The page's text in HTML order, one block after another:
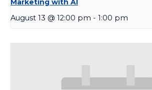
Marketing with AI
August 13 @ 12:00 pm - 1:00 pm